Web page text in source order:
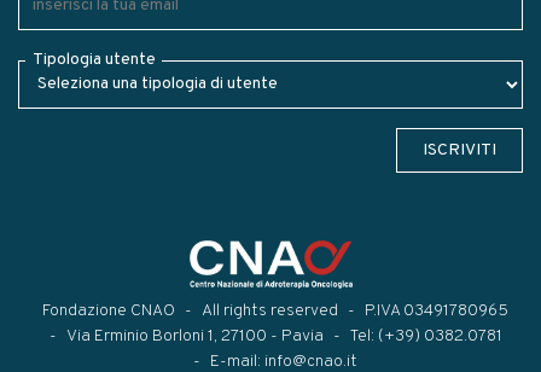
Tipologia utente
ISCRIVITI
Fondazione CNAO All rights reserved
P.IVA 03491780965
Via Erminio Borloni 1, 27100 - Pavia
Tel: (+39) 0382.0781
E-mail: info@cnao.it